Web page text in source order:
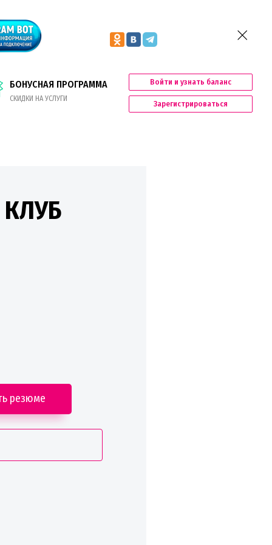
БОНУСНАЯ ПРОГРАММА
СКИДКИ НА УСЛУГИ
Войти и узнать баланс
Зарегистрироваться
резюме